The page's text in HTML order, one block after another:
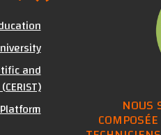
NOUS
and